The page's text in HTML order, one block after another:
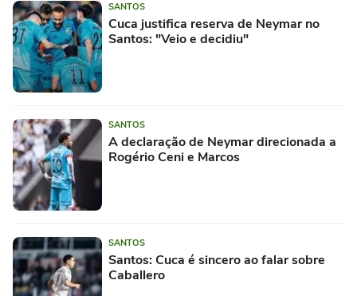
SANTOS
Cuca justifica reserva de Neymar no
Santos: "Veio e decidiu"
SANTOS
A declaração de Neymar direcionada a
Rogério Ceni e Marcos
SANTOS
Santos: Cuca é sincero ao falar sobre
Caballero